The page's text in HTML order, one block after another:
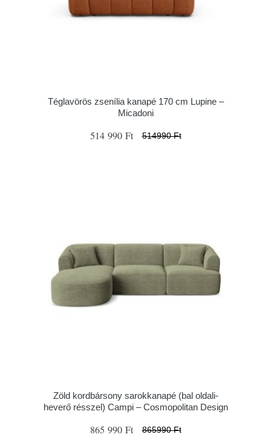
Téglavörös zsenília kanapé 170 cm Lupine –
Micadoni
514 990 Ft 514990 Ft
Zöld kordbársony sarokkanapé (bal oldali-
heverő résszel) Campi – Cosmopolitan Design
865 990 Ft 865990 Ft